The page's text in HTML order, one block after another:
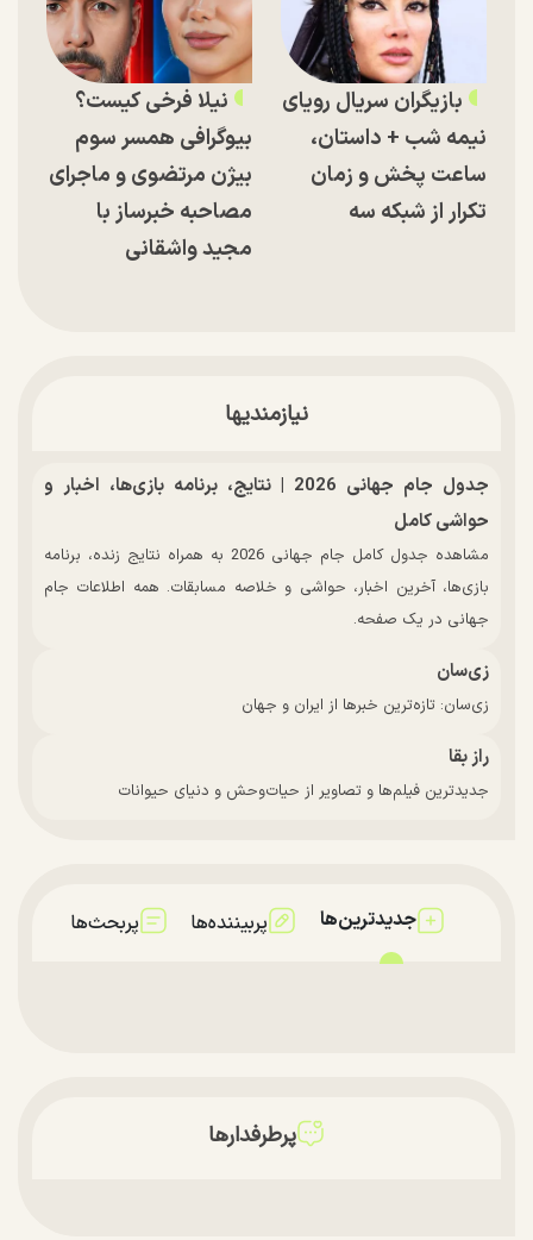
بازیگران سریال رویای
نیمه شب + داستان،
ساعت پخش و زمان
تکرار از شبکه سه
نیلا فرخی کیست؟
بیوگرافی همسر سوم
بیژن مرتضوی و ماجرای
مصاحبه خبرساز با
مجید واشقانی
نیازمندیها
جدول جام جهانی 2026 | نتایج، برنامه بازی‌ها، اخبار و
حواشی کامل
مشاهده جدول کامل جام جهانی 2026 به همراه نتایج زنده، برنامه
بازی‌ها، آخرین اخبار، حواشی و خلاصه مسابقات. همه اطلاعات جام
جهانی در یک صفحه.
زی‌سان
زی‌سان: تازه‌ترین خبرها از ایران و جهان
راز بقا
جدیدترین فیلم‌ها و تصاویر از حیات‌وحش و دنیای حیوانات
جدیدترین‌ها پربیننده‌ها پربحث‌ها
پرطرفدارها